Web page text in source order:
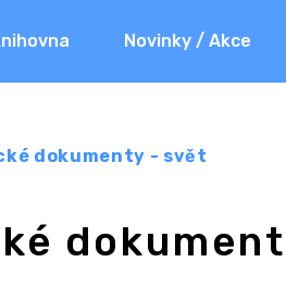
Novinky / Akce
dokumenty - svět